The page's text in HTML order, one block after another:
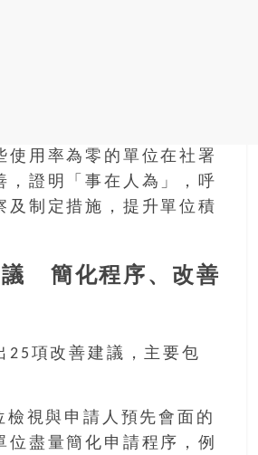
使用率為零的單位在社署
，證明「事在人為」，呼
及制定措施，提升單位積
議 簡化程序、改善
25項改善建議，主要包
檢視與申請人預先會面的
位盡量簡化申請程序，例